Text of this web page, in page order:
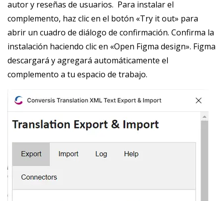
autor y reseñas de usuarios. ‎ Para instalar el
complemento, haz clic en el botón «Try it out» para
abrir un cuadro de diálogo de confirmación. Confirma la
instalación haciendo clic en «Open Figma design». Figma
descargará y agregará automáticamente el
complemento a tu espacio de trabajo.